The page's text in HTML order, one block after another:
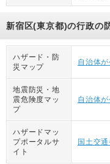
新宿区(東京都)の行政の
ハザード・防
災マップ
自治体
地震防災・地
震危険度マッ
プ
自治体
ハザードマッ
プポータルサ
イト
国土交